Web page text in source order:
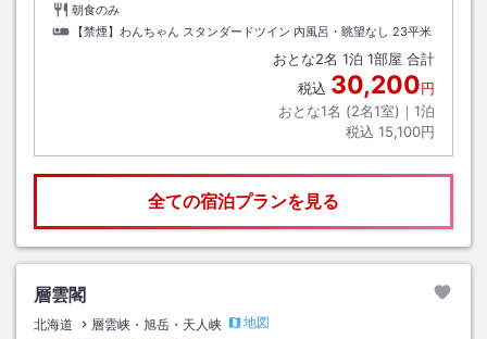
朝食のみ
【禁煙】わんちゃん スタンダードツイン 内風呂・眺望なし 23平米
おとな2名 1泊 1部屋 合計
税込 30,200円
おとな1名 (2名1室)｜ 1泊
税込 15,100円
全ての宿泊プランを見る
層雲閣
北海道 層雲峡・旭岳・天人峡
地図